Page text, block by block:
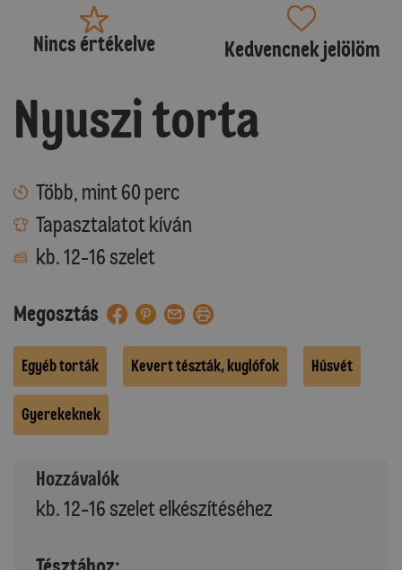
Nincs értékelve Kedvencnek jelölöm
Nyuszi torta
Több, mint 60 perc
Tapasztalatot kíván
kb. 12-16 szelet
Megosztás
Egyéb torták Kevert tészták, kuglófok Húsvét
Gyerekeknek
Hozzávalók
kb. 12-16 szelet elkészítéséhez